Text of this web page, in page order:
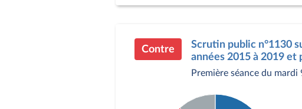
Contre : 69 députés
Contre
Scrutin public n°1130
années 2015 à 2019
Première séance du